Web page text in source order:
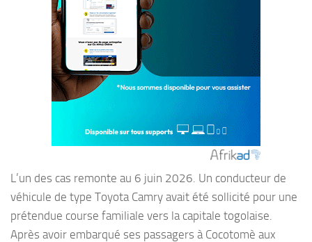
L’un des cas remonte au 6 juin 2026. Un conducteur de
véhicule de type Toyota Camry avait été sollicité pour une
prétendue course familiale vers la capitale togolaise.
Après avoir embarqué ses passagers à Cocotomè aux